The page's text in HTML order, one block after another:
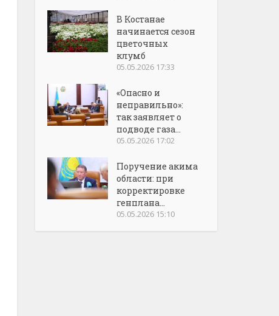
В Костанае
начинается сезон
цветочных
клумб
05.05.2026 17:33
«Опасно и
неправильно»:
так заявляет о
подводе газа...
05.05.2026 17:02
Поручение акима
области: при
корректировке
генплана...
05.05.2026 15:10